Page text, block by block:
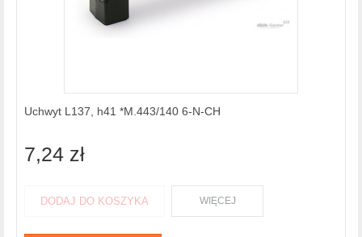
Uchwyt L137, h41 *M.443/140 6-N-CH
7,24 zł
DODAJ DO KOSZYKA WIĘCEJ